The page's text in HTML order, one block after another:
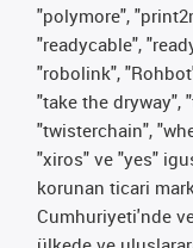
"polymore",
"readycable",
"robolink",
"take the dryway",
"twisterchain",
"xiros" ve "yes"
korunan ticari
Cumhuriyeti'nde